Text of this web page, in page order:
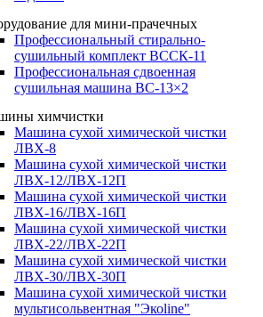
для мини-прачечных
Профессиональный стирально-
сушильный комплект ВССК-11
Профессиональная сдвоенная
сушильная машина ВС-13×2
химчистки
Машина сухой химической чистки
ЛВХ-8
Машина сухой химической чистки
ЛВХ-12/ЛВХ-12П
Машина сухой химической чистки
ЛВХ-16/ЛВХ-16П
Машина сухой химической чистки
ЛВХ-22/ЛВХ-22П
Машина сухой химической чистки
ЛВХ-30/ЛВХ-30П
Машина сухой химической чистки
мультисольвентная "Экоline"